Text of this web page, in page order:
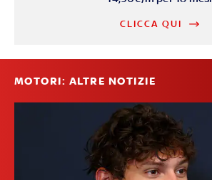
CLICCA QUI
MOTORI: ALTRE NOTIZIE